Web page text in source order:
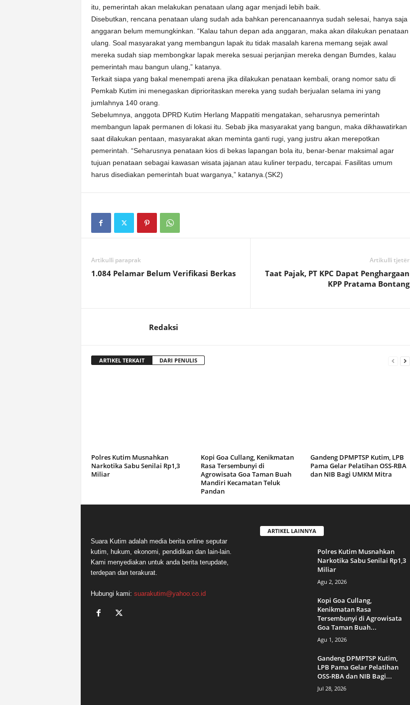
itu, pemerintah akan melakukan penataan ulang agar menjadi lebih baik.
Disebutkan, rencana penataan ulang sudah ada bahkan perencanaannya sudah selesai, hanya saja
anggaran belum memungkinkan. “Kalau tahun depan ada anggaran, maka akan dilakukan penataan
ulang. Soal masyarakat yang membangun lapak itu tidak masalah karena memang sejak awal
mereka sudah siap membongkar lapak mereka sesuai perjanjian mereka dengan Bumdes, kalau
pemerintah mau bangun ulang,” katanya.
Terkait siapa yang bakal menempati arena jika dilakukan penataan kembali, orang nomor satu di
Pemkab Kutim ini menegaskan diprioritaskan mereka yang sudah berjualan selama ini yang
jumlahnya 140 orang.
Sebelumnya, anggota DPRD Kutim Herlang Mappatiti mengatakan, seharusnya pemerintah
membangun lapak permanen di lokasi itu. Sebab jika masyarakat yang bangun, maka dikhawatirkan
saat dilakukan pentaan, masyarakat akan meminta ganti rugi, yang justru akan merepotkan
pemerintah. “Seharusnya penataan kios di bekas lapangan bola itu, benar-benar maksimal agar
tujuan penataan sebagai kawasan wisata jajanan atau kuliner terpadu, tercapai. Fasilitas umum
harus disediakan pemerintah buat warganya,” katanya.(SK2)
Artikulli paraprak
1.084 Pelamar Belum Verifikasi Berkas
Artikulli tjetër
Taat Pajak, PT KPC Dapat Penghargaan
KPP Pratama Bontang
Redaksi
ARTIKEL TERKAIT DARI PENULIS
Polres Kutim Musnahkan
Narkotika Sabu Senilai Rp1,3
Miliar
Kopi Goa Cullang, Kenikmatan
Rasa Tersembunyi di
Agrowisata Goa Taman Buah
Mandiri Kecamatan Teluk
Pandan
Gandeng DPMPTSP Kutim, LPB
Pama Gelar Pelatihan OSS-RBA
dan NIB Bagi UMKM Mitra
Suara Kutim adalah media berita online seputar
kutim, hukum, ekonomi, pendidikan dan lain-lain.
Kami menyediakan untuk anda berita terupdate,
terdepan dan terakurat.
Hubungi kami: suarakutim@yahoo.co.id
ARTIKEL LAINNYA
Polres Kutim Musnahkan
Narkotika Sabu Senilai Rp1,3
Miliar
Agu 2, 2026
Kopi Goa Cullang,
Kenikmatan Rasa
Tersembunyi di Agrowisata
Goa Taman Buah...
Agu 1, 2026
Gandeng DPMPTSP Kutim,
LPB Pama Gelar Pelatihan
OSS-RBA dan NIB Bagi...
Jul 28, 2026